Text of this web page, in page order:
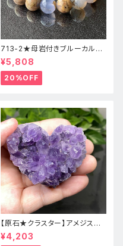
713-2★母岩付きブルーカルセ
ドニー【高品質】天然石ブレスレ
ットパワーストーン
¥5,808
20%OFF
【原石★クラスター】アメジスト
★ハート形★cp-071天然石パ
ワーストーン★インテリア置物
¥4,203